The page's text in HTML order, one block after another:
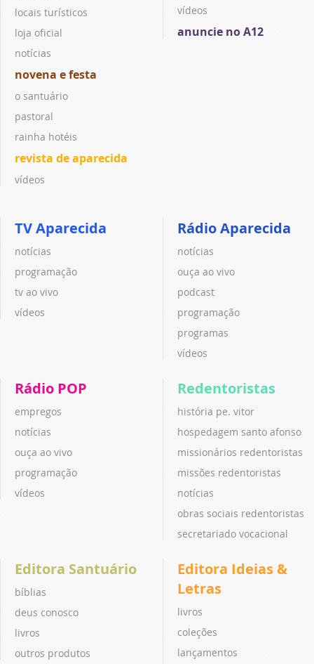
locais turísticos
loja oficial
notícias
novena e festa
o santuário
pastoral
rainha hotéis
revista de aparecida
vídeos
vídeos
anuncie no A12
TV Aparecida
notícias
programação
tv ao vivo
vídeos
Rádio Aparecida
notícias
ouça ao vivo
podcast
programação
programas
vídeos
Rádio POP
empregos
notícias
ouça ao vivo
programação
vídeos
Redentoristas
história pe. vitor
hospedagem santo afonso
missionários redentoristas
missões redentoristas
notícias
obras sociais redentoristas
secretariado vocacional
Editora Santuário
bíblias
deus conosco
livros
outros produtos
Editora Ideias &
Letras
livros
coleções
lançamentos